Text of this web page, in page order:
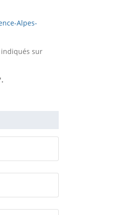
Alpes-
indiqués sur